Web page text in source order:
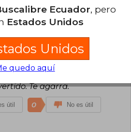
el Premio Príncipe de Asturias
Es miembro de la American
Arts and Letters y Comandante de
a más de cuarenta idiomas.
Nueva York.
útil 0 No es útil
Martes 30 de
interesante, observador
Te agarra.
útil 0 No es útil
Ecuador, pero
Estados Unidos
Unidos
quedo aquí